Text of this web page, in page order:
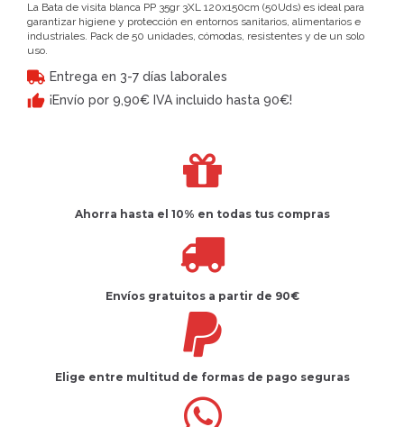
La Bata de visita blanca PP 35gr 3XL 120x150cm (50Uds) es ideal para
garantizar higiene y protección en entornos sanitarios, alimentarios e
industriales. Pack de 50 unidades, cómodas, resistentes y de un solo
uso.
Entrega en 3-7 días laborales
¡Envío por 9,90€ IVA incluido hasta 90€!
Ahorra hasta el 10% en todas tus compras
Envíos gratuitos a partir de 90€
Elige entre multitud de formas de pago seguras